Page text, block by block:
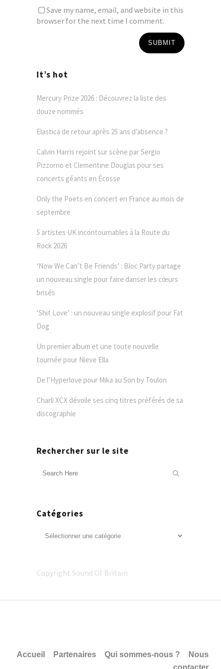
Save my name, email, and website in this
browser for the next time I comment.
It’s hot
Mercury Prize 2026 : Découvrez la liste des
douze nommés
Elastica de retour après 25 ans d’absence ?
Calvin Harris rejoint sur scène par Sergio
Pizzorno et Clementine Douglas pour ses
concerts géants en Écosse
Only the Poets en concert en France au mois de
septembre
5 artistes UK incontournables à la Route du
Rock 2026
‘Now We Can’t Be Friends’ : Bloc Party partage
un nouveau single pour faire danser les cœurs
brisés
‘Shit Love’ : un nouveau single explosif pour Fat
Dog
Un premier album et une toute nouvelle
tournée pour Nieve Ella
De l’Hyperlove pour Mika au Son by Toulon
Charli XCX dévoile ses cinq titres préférés de sa
discographie
Rechercher sur le site
Catégories
Catégories
Copyright Sound Of Britain
Accueil Partenaires Qui sommes-nous ?
Nous
contacter